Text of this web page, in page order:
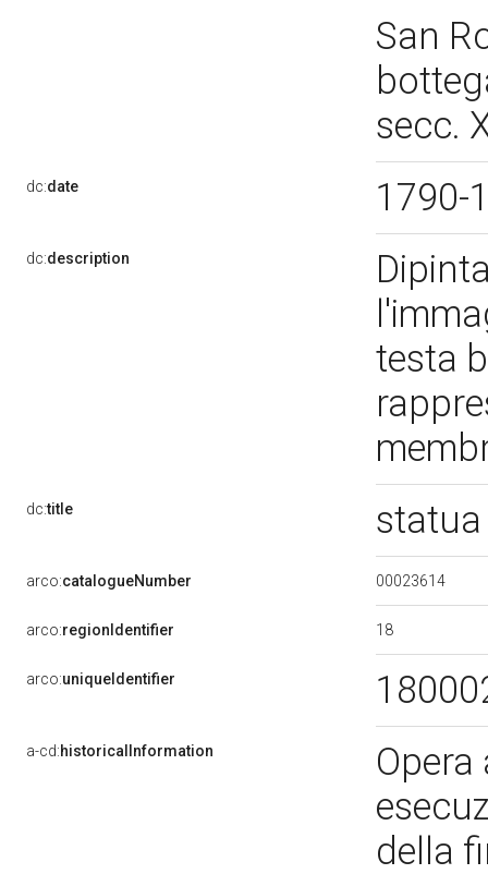
San
secc.
dc:date 1790-
dc:description
testa
dc:title
arco:catalogueNumber 00023614
arco:regionIdentifier 18
arco:uniqueIdentifier
a-cd:historicalInformation
della